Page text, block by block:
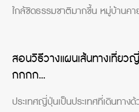
ใกล้ชิดธรรมชาติมากขึ้น หมู่บ้านคา
สอนวิธีวางแผนเส้นทางเที่ย
กกกก…
ประเทศญี่ปุ่นเป็นประเทศที่เดินทา